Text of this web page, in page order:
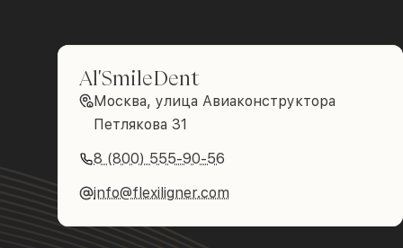
Al'SmileDent
Москва, улица Авиаконструктора
Петлякова 31
8 (800) 555-90-56
info@flexiligner.com